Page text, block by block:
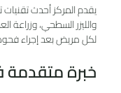
يقدم المركز أحدث تقنيات
والليزر السطحي، وزراعة
لكل مريض بعد إجراء
خبرة متقدمة